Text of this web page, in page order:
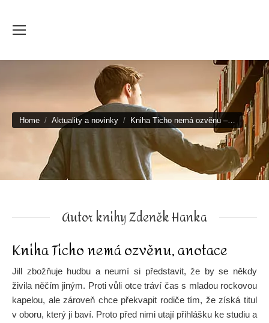
You are here:
Home Aktuality a novinky Kniha Ticho nemá ozvěnu –…
Autor knihy Zdeněk Hanka
Kniha Ticho nemá ozvěnu, anotace
Jill zbožňuje hudbu a neumí si představit, že by se někdy
živila něčím jiným. Proti vůli otce tráví čas s mladou rockovou
kapelou, ale zároveň chce překvapit rodiče tím, že získá titul
v oboru, který ji baví. Proto před nimi utají přihlášku ke studiu a